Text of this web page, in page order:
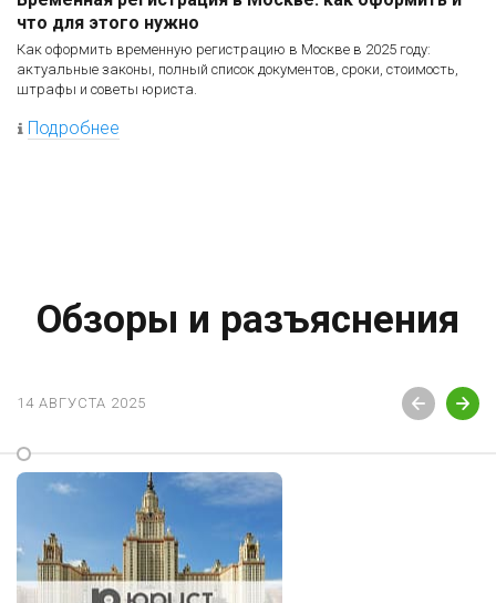
что для этого нужно
Как оформить временную регистрацию в Москве в 2025 году:
актуальные законы, полный список документов, сроки, стоимость,
штрафы и советы юриста.
Подробнее
Обзоры и разъяснения
14 АВГУСТА 2025